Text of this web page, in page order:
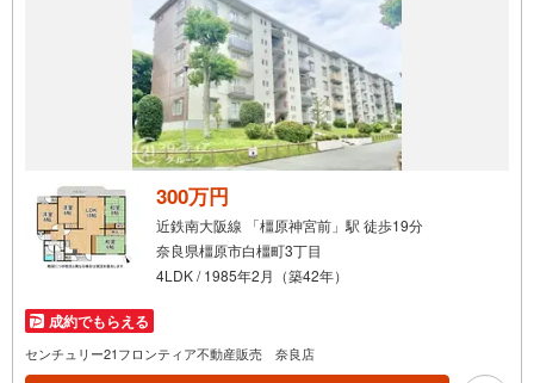
300万円
近鉄南大阪線 「橿原神宮前」駅 徒歩19分
奈良県橿原市白橿町3丁目
4LDK / 1985年2月（築42年）
成約でもらえる
センチュリー21フロンティア不動産販売 奈良店